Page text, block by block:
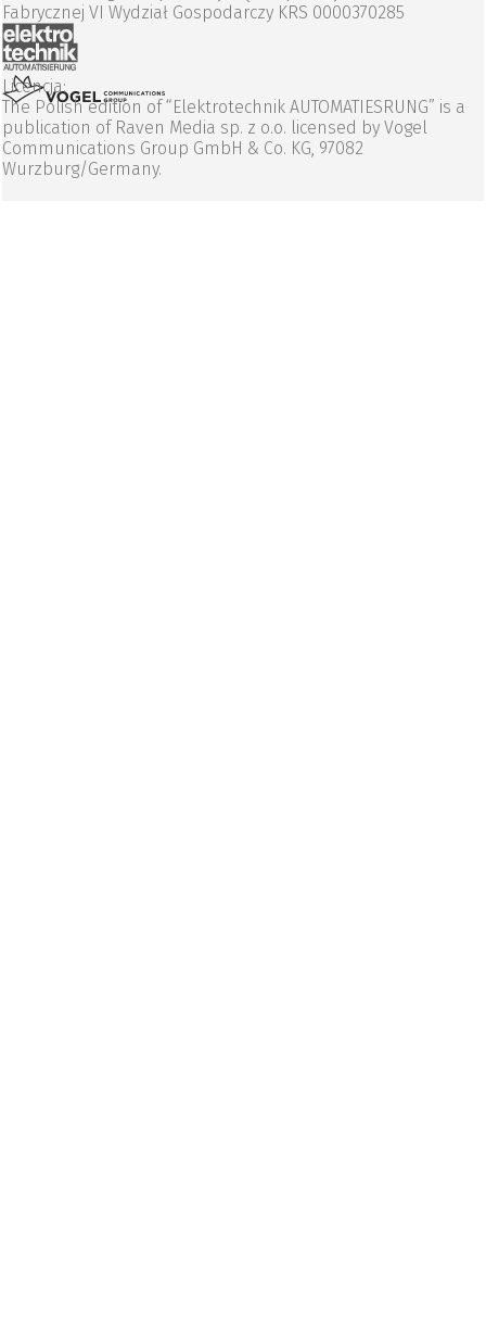
Fabrycznej VI Wydział Gospodarczy KRS 0000370285
Licencja:
The Polish edition of “Elektrotechnik AUTOMATIESRUNG” is a
publication of Raven Media sp. z o.o. licensed by Vogel
Communications Group GmbH & Co. KG, 97082
Wurzburg/Germany.